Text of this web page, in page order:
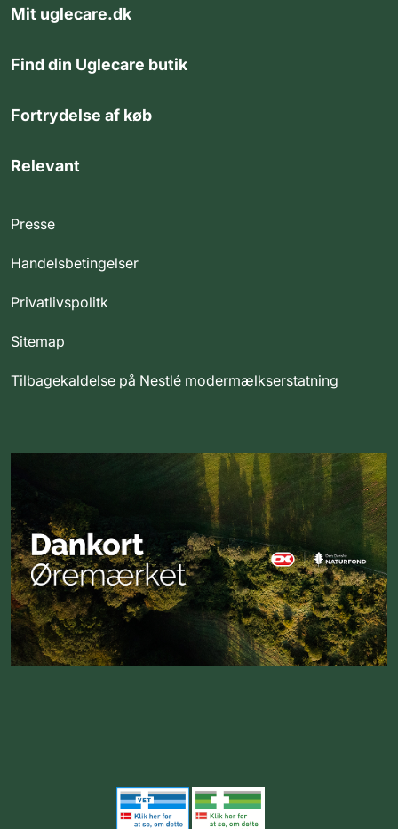
Mit uglecare.dk
Find din Uglecare butik
Fortrydelse af køb
Relevant
Presse
Handelsbetingelser
Privatlivspolitk
Sitemap
Tilbagekaldelse på Nestlé modermælkserstatning